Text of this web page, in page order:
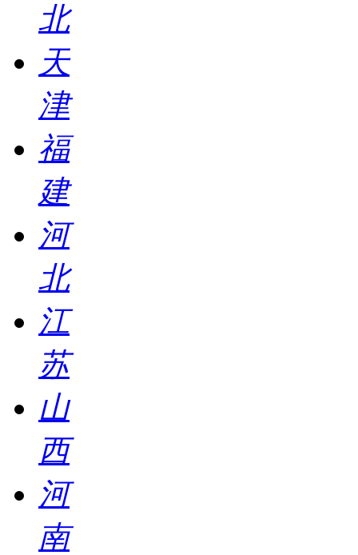
北
天
津
福
建
河
北
江
苏
山
西
河
南